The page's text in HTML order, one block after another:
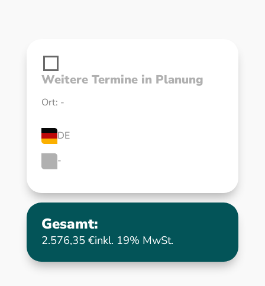
Weitere Termine in Planung
Ort: -
DE
-
Gesamt:
2.576,35 €inkl. 19% MwSt.